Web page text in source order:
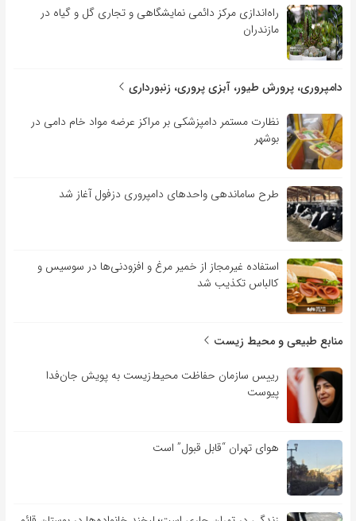
راه‌اندازی مرکز دائمی نمایشگاهی و تجاری گل و گیاه در
مازندران
دامپروری، پرورش طیور، آبزی پروری، زنبورداری
نظارت مستمر دامپزشکی بر مراکز عرضه مواد خام دامی در
بوشهر
طرح ساماندهی واحدهای دامپروری دزفول آغاز شد
استفاده غیرمجاز از خمیر مرغ و افزودنی‌ها در سوسیس و
کالباس تکذیب شد
منابع طبیعی و محیط زیست
رییس سازمان حفاظت محیط‌زیست به پویش جان‌فدا
پیوست
هوای تهران “قابل قبول” است